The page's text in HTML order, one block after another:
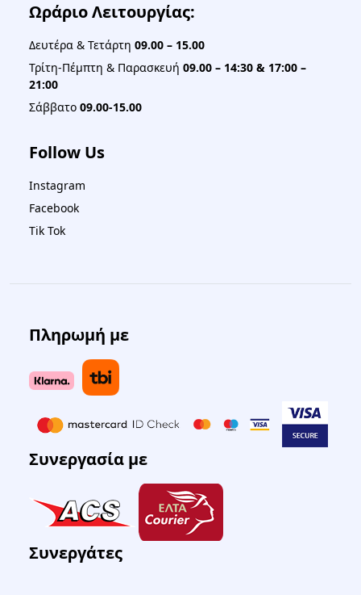
Ωράριο Λειτουργίας:
Δευτέρα & Τετάρτη 09.00 – 15.00
Τρίτη-Πέμπτη & Παρασκευή 09.00 – 14:30 & 17:00 –
21:00
Σάββατο 09.00-15.00
Follow Us
Instagram
Facebook
Tik Tok
Πληρωμή με
Συνεργασία με
Συνεργάτες